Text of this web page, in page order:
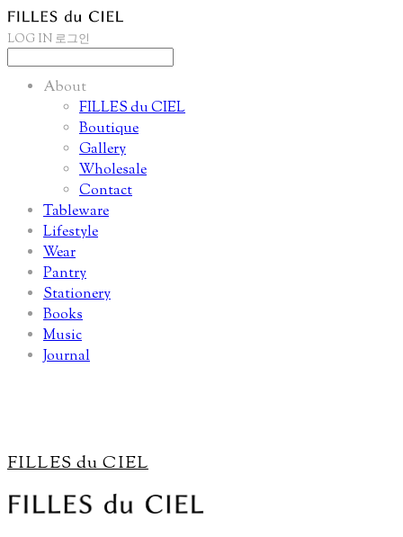
LOG IN 로그인
About
FILLES du CIEL
Boutique
Gallery
Wholesale
Contact
Tableware
Lifestyle
Wear
Pantry
Stationery
Books
Music
Journal
FILLES du CIEL